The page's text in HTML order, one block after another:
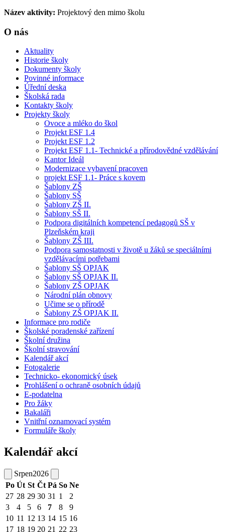
Název aktivity: Projektový den mimo školu
O nás
Aktuality
Historie školy
Dokumenty školy
Povinné informace
Úřední deska
Školská rada
Kontakty školy
Projekty školy
Ovoce a mléko do škol
Projekt ESF 1.4
Projekt ESF 1.2
Projekt ESF 1.1- Technické a přírodovědné vzdělávání
Kantor Ideál
Modernizace vybavení pracoven
projekt ESF 1.1- Práce s kovem
Šablony ZŠ
Šablony SŠ
Šablony ZŠ II.
Šablony SŠ II.
Podpora digitálních kompetencí pedagogů SŠ v
Plzeňském kraji
Šablony ZŠ III.
Podpora samostatnosti v životě u žáků se speciálními
vzdělávacími potřebami
Šablony SŠ OPJAK
Šablony SŠ OPJAK II.
Šablony ZŠ OPJAK
Národní plán obnovy
Učime se o přírodě
Šablony ZŠ OPJAK II.
Informace pro rodiče
Školské poradenské zařízení
Školní družina
Školní stravování
Kalendář akcí
Fotogalerie
Technicko- ekonomický úsek
Prohlášení o ochraně osobních údajů
E-podatelna
Pro žáky
Bakaláři
Vnitřní oznamovací systém
Formuláře školy
Kalendář akcí
Srpen2026
Po Út St Čt Pá So Ne
27 28 29 30 31 1
2
3
4 5 6 7 8
9
10 11 12 13 14 15 16
17 18 19 20 21 22 23